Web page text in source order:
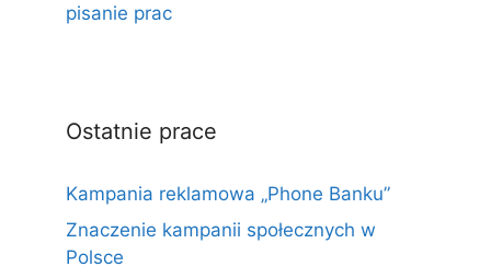
pisanie prac
Ostatnie prace
Kampania reklamowa „Phone Banku”
Znaczenie kampanii społecznych w
Polsce